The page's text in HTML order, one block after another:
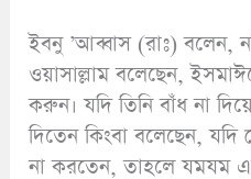
ইবনু ’আব্বাস (রাঃ) বলেন,
ওয়াসাল্লাম বলেছেন,
করুন। যদি তিনি বাঁধ না
দিতেন কিংবা বলেছেন,
না করতেন, তাহলে যমযম